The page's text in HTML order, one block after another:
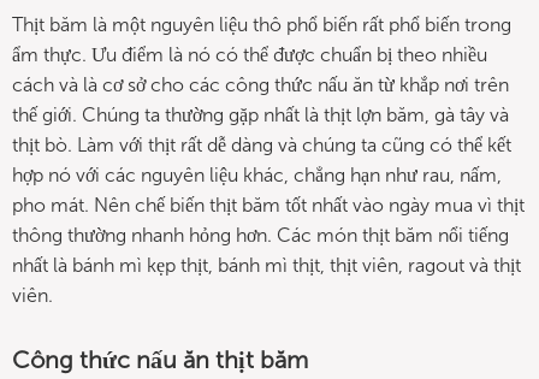
Thịt băm là một nguyên liệu thô phổ biến rất phổ biến trong
ẩm thực. Ưu điểm là nó có thể được chuẩn bị theo nhiều
cách và là cơ sở cho các công thức nấu ăn từ khắp nơi trên
thế giới. Chúng ta thường gặp nhất là thịt lợn băm, gà tây và
thịt bò. Làm với thịt rất dễ dàng và chúng ta cũng có thể kết
hợp nó với các nguyên liệu khác, chẳng hạn như rau, nấm,
pho mát. Nên chế biến thịt băm tốt nhất vào ngày mua vì thịt
thông thường nhanh hỏng hơn. Các món thịt băm nổi tiếng
nhất là bánh mì kẹp thịt, bánh mì thịt, thịt viên, ragout và thịt
viên.
Công thức nấu ăn thịt băm